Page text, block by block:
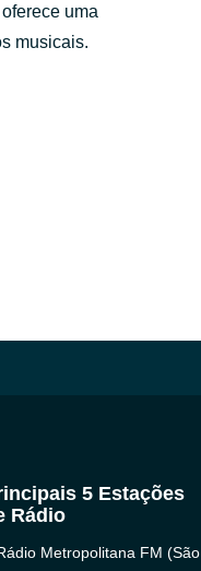
há 51 minutos
uma
musicais.
5 Estações
Rádio
Metropolitana FM (São